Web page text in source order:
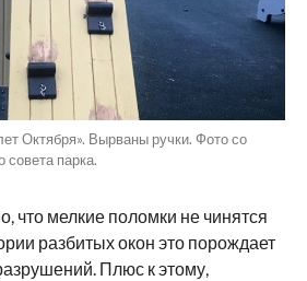
Октября». Вырваны ручки. Фото со
совета парка.
что мелкие поломки не чинятся
разбитых окон это порождает
Плюс к этому,